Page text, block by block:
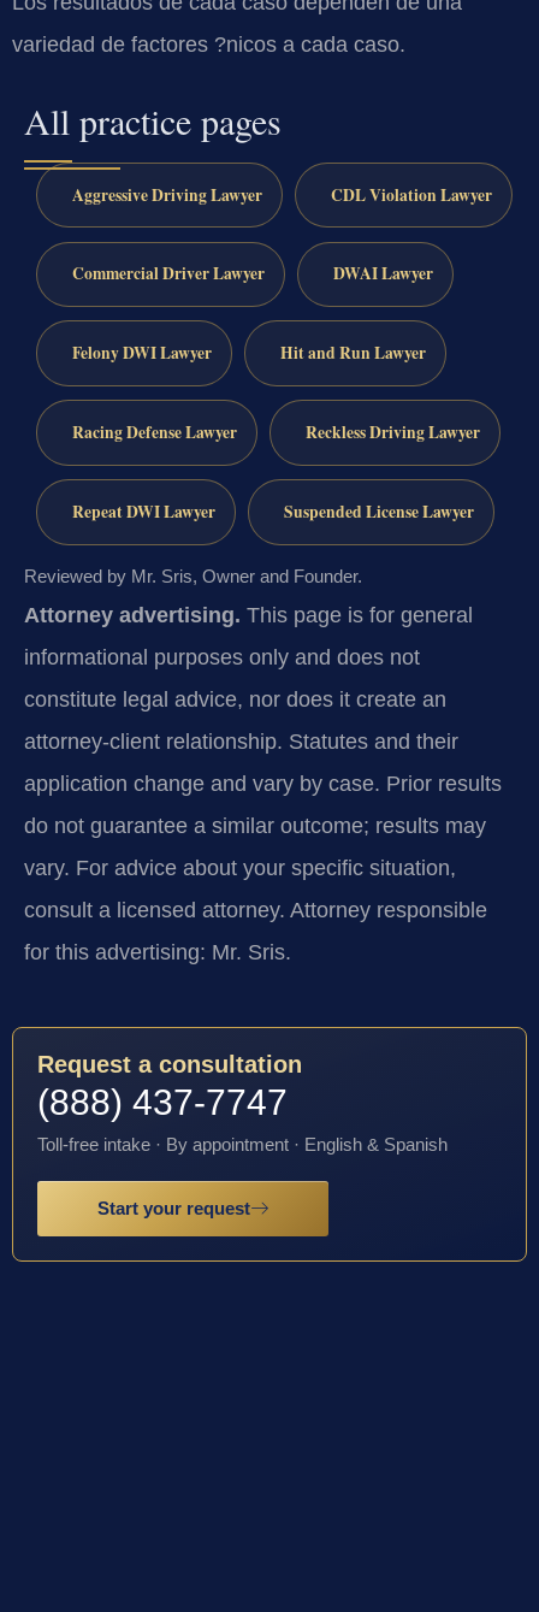
variedad de factores ?nicos a cada caso.
All practice pages
Aggressive Driving Lawyer CDL Violation Lawyer
Commercial Driver Lawyer DWAI Lawyer
Felony DWI Lawyer Hit and Run Lawyer
Racing Defense Lawyer Reckless Driving Lawyer
Repeat DWI Lawyer Suspended License Lawyer
Reviewed by Mr. Sris, Owner and Founder.
Attorney advertising. This page is for general
informational purposes only and does not
constitute legal advice, nor does it create an
attorney-client relationship. Statutes and their
application change and vary by case. Prior results
do not guarantee a similar outcome; results may
vary. For advice about your specific situation,
consult a licensed attorney. Attorney responsible
for this advertising: Mr. Sris.
Request a consultation
(888) 437-7747
Toll-free intake · By appointment · English & Spanish
Start your request